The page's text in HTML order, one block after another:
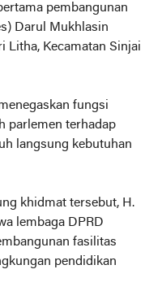
pembangunan
Darul Mukhlasin
Litha, Kecamatan Sinjai
fungsi
parlemen terhadap
langsung kebutuhan
khidmat tersebut, H.
lembaga DPRD
fasilitas
pendidikan